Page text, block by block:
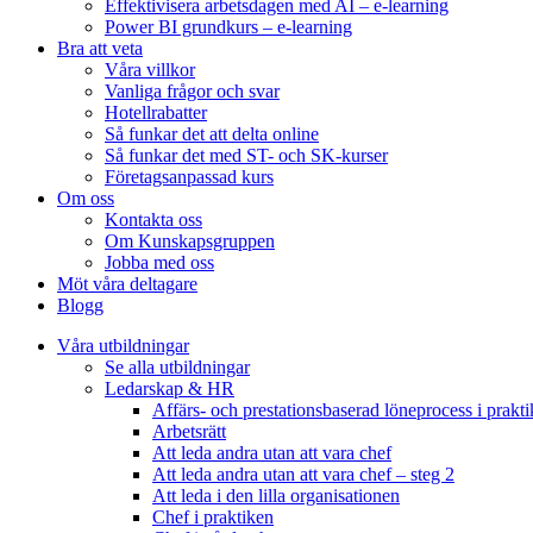
Effektivisera arbetsdagen med AI – e-learning
Power BI grundkurs – e-learning
Bra att veta
Våra villkor
Vanliga frågor och svar
Hotellrabatter
Så funkar det att delta online
Så funkar det med ST- och SK-kurser
Företagsanpassad kurs
Om oss
Kontakta oss
Om Kunskapsgruppen
Jobba med oss
Möt våra deltagare
Blogg
Våra utbildningar
Se alla utbildningar
Ledarskap & HR
Affärs- och prestationsbaserad löneprocess i
Arbetsrätt
Att leda andra utan att vara chef
Att leda andra utan att vara chef – steg 2
Att leda i den lilla organisationen
Chef i praktiken